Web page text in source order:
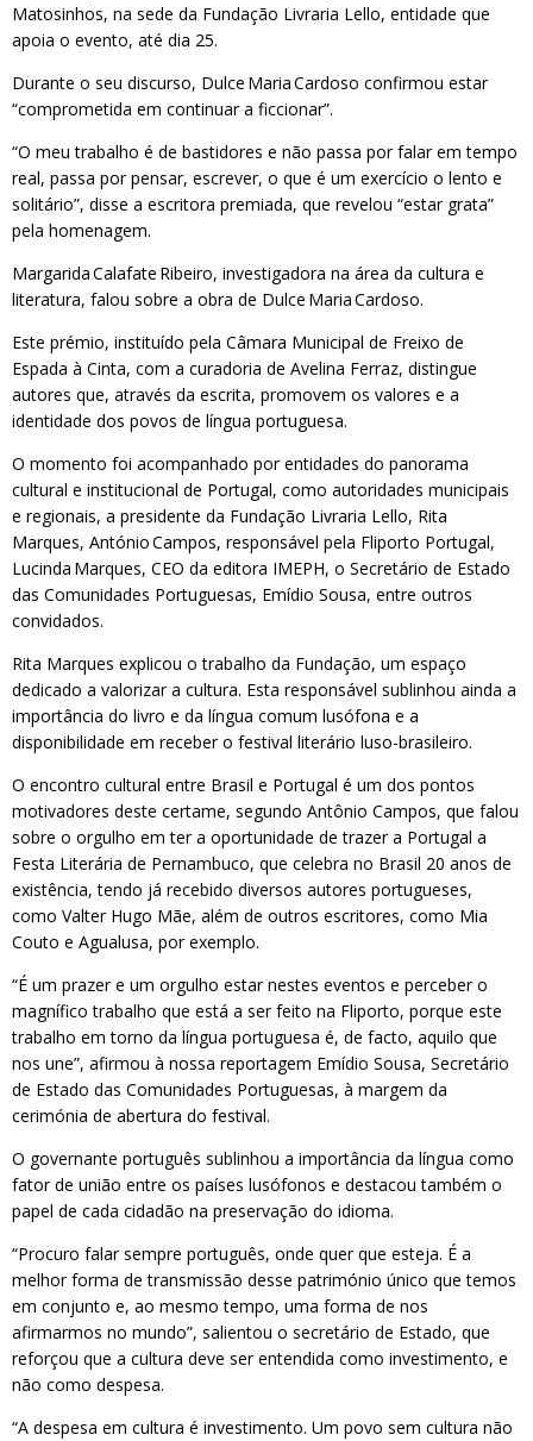
Matosinhos, na sede da Fundação Livraria Lello, entidade que
apoia o evento, até dia 25.
Durante o seu discurso, Dulce Maria Cardoso confirmou estar
“comprometida em continuar a ficcionar”.
“O meu trabalho é de bastidores e não passa por falar em tempo
real, passa por pensar, escrever, o que é um exercício o lento e
solitário”, disse a escritora premiada, que revelou “estar grata”
pela homenagem.
Margarida Calafate Ribeiro, investigadora na área da cultura e
literatura, falou sobre a obra de Dulce Maria Cardoso.
Este prémio, instituído pela Câmara Municipal de Freixo de
Espada à Cinta, com a curadoria de Avelina Ferraz, distingue
autores que, através da escrita, promovem os valores e a
identidade dos povos de língua portuguesa.
O momento foi acompanhado por entidades do panorama
cultural e institucional de Portugal, como autoridades municipais
e regionais, a presidente da Fundação Livraria Lello, Rita
Marques, António Campos, responsável pela Fliporto Portugal,
Lucinda Marques, CEO da editora IMEPH, o Secretário de Estado
das Comunidades Portuguesas, Emídio Sousa, entre outros
convidados.
Rita Marques explicou o trabalho da Fundação, um espaço
dedicado a valorizar a cultura. Esta responsável sublinhou ainda a
importância do livro e da língua comum lusófona e a
disponibilidade em receber o festival literário luso-brasileiro.
O encontro cultural entre Brasil e Portugal é um dos pontos
motivadores deste certame, segundo Antônio Campos, que falou
sobre o orgulho em ter a oportunidade de trazer a Portugal a
Festa Literária de Pernambuco, que celebra no Brasil 20 anos de
existência, tendo já recebido diversos autores portugueses,
como Valter Hugo Mãe, além de outros escritores, como Mia
Couto e Agualusa, por exemplo.
“É um prazer e um orgulho estar nestes eventos e perceber o
magnífico trabalho que está a ser feito na Fliporto, porque este
trabalho em torno da língua portuguesa é, de facto, aquilo que
nos une”, afirmou à nossa reportagem Emídio Sousa, Secretário
de Estado das Comunidades Portuguesas, à margem da
cerimónia de abertura do festival.
O governante português sublinhou a importância da língua como
fator de união entre os países lusófonos e destacou também o
papel de cada cidadão na preservação do idioma.
“Procuro falar sempre português, onde quer que esteja. É a
melhor forma de transmissão desse património único que temos
em conjunto e, ao mesmo tempo, uma forma de nos
afirmarmos no mundo”, salientou o secretário de Estado, que
reforçou que a cultura deve ser entendida como investimento, e
não como despesa.
“A despesa em cultura é investimento. Um povo sem cultura não